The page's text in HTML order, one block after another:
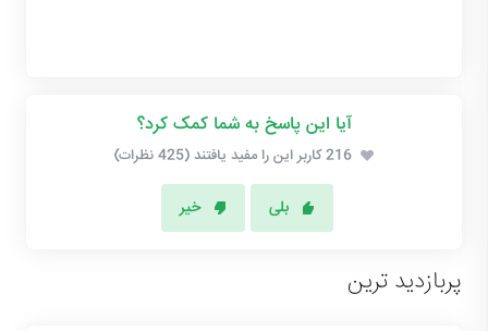
آیا این پاسخ به شما کمک کرد؟
216 کاربر این را مفید یافتند (425 نظرات)
بلی خیر
پربازدید ترین